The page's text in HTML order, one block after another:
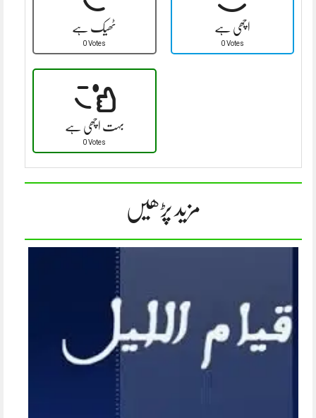
ٹھیک ہے
0 Votes
اچھی ہے
0 Votes
بہت اچھی ہے
0 Votes
مزید پڑھیں